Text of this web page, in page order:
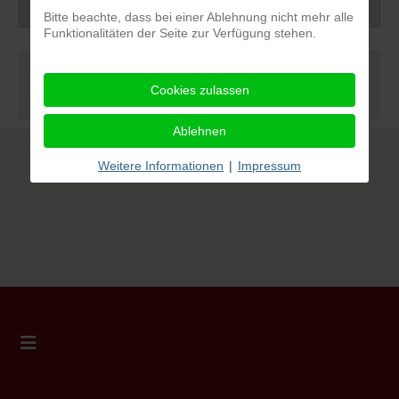
Bitte beachte, dass bei einer Ablehnung nicht mehr alle
Funktionalitäten der Seite zur Verfügung stehen.
Cookies zulassen
Ablehnen
Weitere Informationen | Impressum